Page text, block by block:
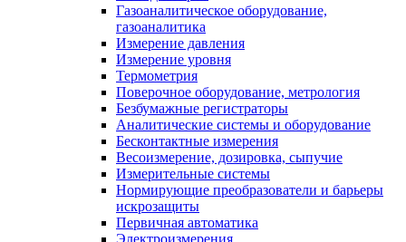
Газоаналитическое оборудование,
газоаналитика
Измерение давления
Измерение уровня
Термометрия
Поверочное оборудование, метрология
Безбумажные регистраторы
Аналитические системы и оборудование
Бесконтактные измерения
Весоизмерение, дозировка, сыпучие
Измерительные системы
Нормирующие преобразователи и барьеры
искрозащиты
Первичная автоматика